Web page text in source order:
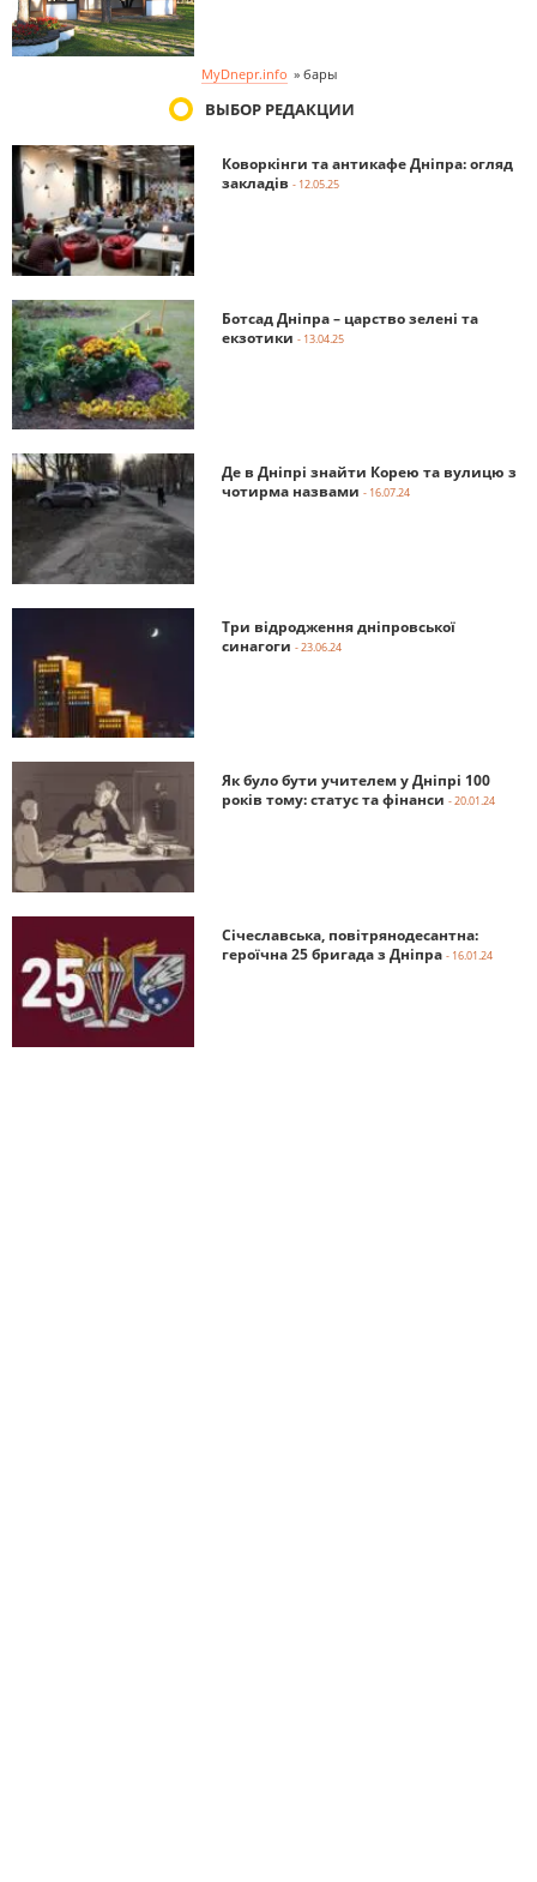
MyDnepr.info » бары
ВЫБОР РЕДАКЦИИ
Коворкінги та антикафе Дніпра: огляд
закладів - 12.05.25
Ботсад Дніпра – царство зелені та
екзотики - 13.04.25
Де в Дніпрі знайти Корею та вулицю з
чотирма назвами - 16.07.24
Три відродження дніпровської
синагоги - 23.06.24
Як було бути учителем у Дніпрі 100
років тому: статус та фінанси - 20.01.24
Січеславська, повітрянодесантна:
героїчна 25 бригада з Дніпра - 16.01.24